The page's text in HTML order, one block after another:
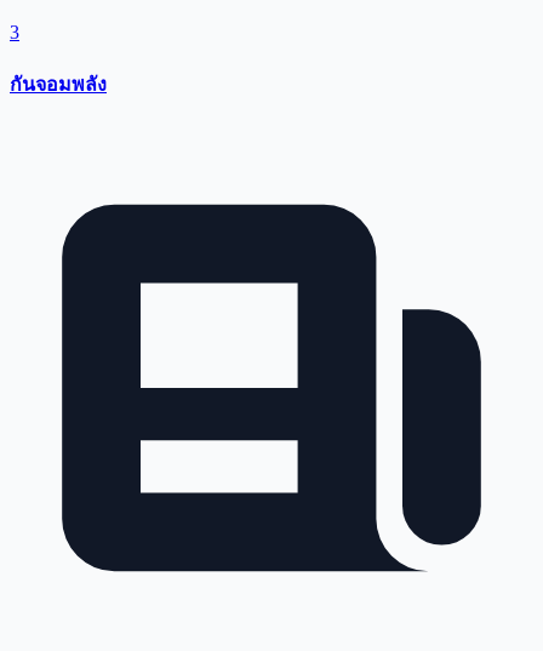
3
กันจอมพลัง